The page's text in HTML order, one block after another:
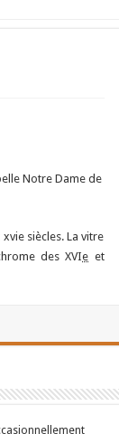
Notre Dame de
siècles. La vitre
des XVIe et